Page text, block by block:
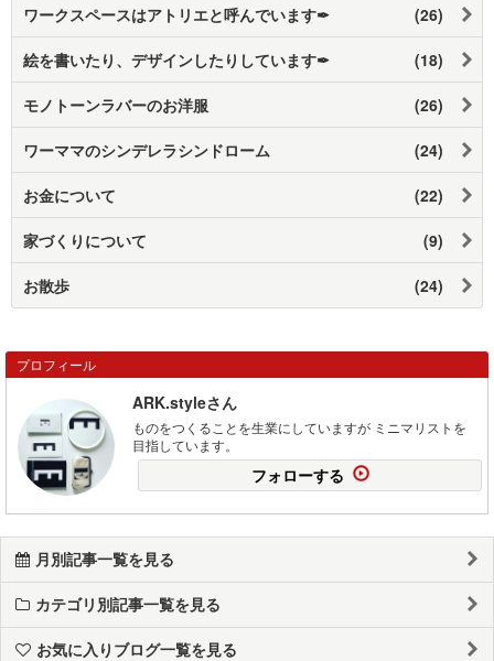
ワークスペースはアトリエと呼んでいます✒︎ (26)
絵を書いたり、デザインしたりしています✒︎ (18)
モノトーンラバーのお洋服 (26)
ワーママのシンデレラシンドローム (24)
お金について (22)
家づくりについて (9)
お散歩 (24)
プロフィール
ARK.styleさん
ものをつくることを生業にしていますが ミニマリストを
目指しています。
フォローする
月別記事一覧を見る
カテゴリ別記事一覧を見る
お気に入りブログ一覧を見る